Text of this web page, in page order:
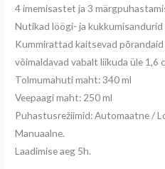
4 imemisastet ja 3
Nutikad löögi- ja kukkumisandurid
Kummirattad kaitsevad
võimaldavad vabalt liikuda üle 1,6
Tolmumahuti maht: 340 ml
Veepaagi maht: 250 ml
Puhastusrežiimid: Automaatne /
Manuaalne.
Laadimise aeg 5h.